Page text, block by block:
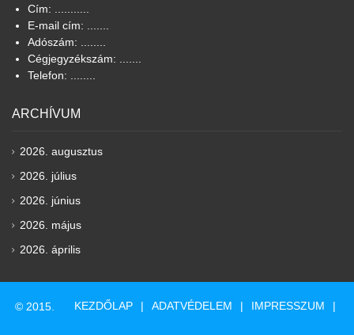
Cím: ...........
E-mail cím: .......
Adószám: ........
Cégjegyzékszám: .......
Telefon: ........
ARCHÍVUM
2026. augusztus
2026. július
2026. június
2026. május
2026. április
© 2015. KEZDŐLAP ADATVÉDELEM IMPRESSZUM